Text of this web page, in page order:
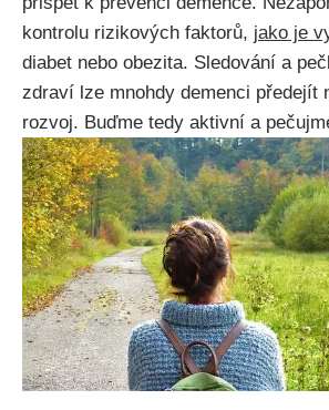
kontrolu rizikových faktorů, jako je
diabet nebo obezita. Sledování a
zdraví lze mnohdy demenci předejít
rozvoj. Buďme tedy aktivní a